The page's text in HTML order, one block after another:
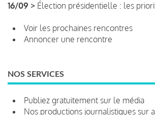
16/09 > Élection présidentielle : les
Voir les prochaines rencontres
Annoncer une rencontre
NOS SERVICES
Publiez gratuitement sur le média
Nos productions journalistiques sur